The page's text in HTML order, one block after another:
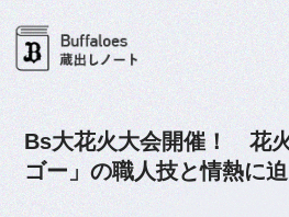
Bs大花火大会開催！ 花
ゴー」の職人技と情熱に